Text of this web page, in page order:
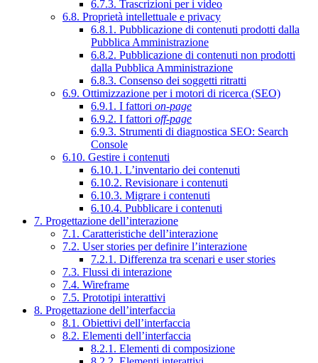
6.7.3. Trascrizioni per i video
6.8. Proprietà intellettuale e privacy
6.8.1. Pubblicazione di contenuti prodotti dalla
Pubblica Amministrazione
6.8.2. Pubblicazione di contenuti non prodotti
dalla Pubblica Amministrazione
6.8.3. Consenso dei soggetti ritratti
6.9. Ottimizzazione per i motori di ricerca (SEO)
6.9.1. I fattori on-page
6.9.2. I fattori off-page
6.9.3. Strumenti di diagnostica SEO: Search
Console
6.10. Gestire i contenuti
6.10.1. L’inventario dei contenuti
6.10.2. Revisionare i contenuti
6.10.3. Migrare i contenuti
6.10.4. Pubblicare i contenuti
7. Progettazione dell’interazione
7.1. Caratteristiche dell’interazione
7.2. User stories per definire l’interazione
7.2.1. Differenza tra scenari e user stories
7.3. Flussi di interazione
7.4. Wireframe
7.5. Prototipi interattivi
8. Progettazione dell’interfaccia
8.1. Obiettivi dell’interfaccia
8.2. Elementi dell’interfaccia
8.2.1. Elementi di composizione